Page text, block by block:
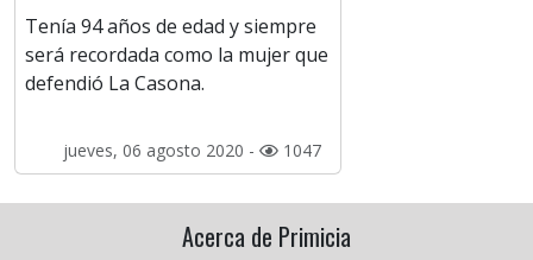
Tenía 94 años de edad y siempre
será recordada como la mujer que
defendió La Casona.
jueves, 06 agosto 2020 - 1047
Acerca de Primicia